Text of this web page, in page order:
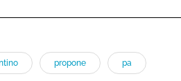
propone pa